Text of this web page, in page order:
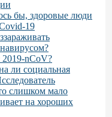
бы, здоровые люди
19
2019-nCoV?
ли социальная
слишком мало
на хороших